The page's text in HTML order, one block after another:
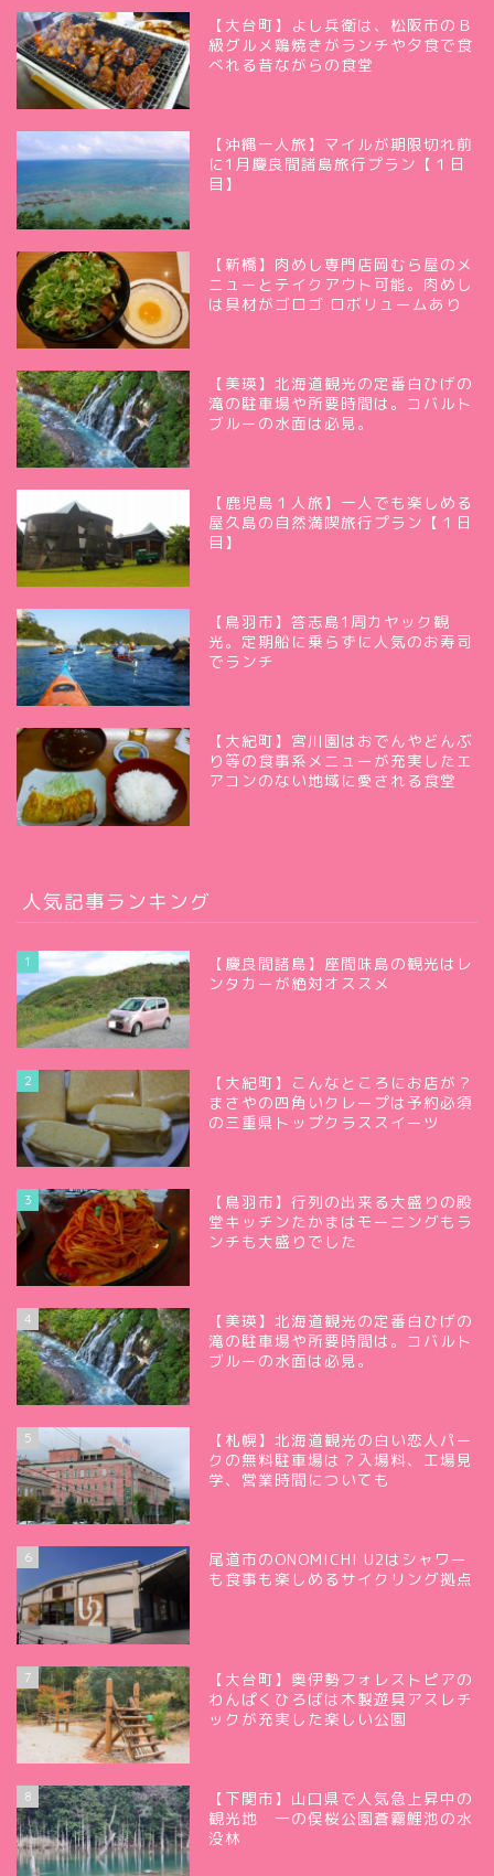
【大台町】よし兵衛は、松阪市のＢ
級グルメ鶏焼きがランチや夕食で食
べれる昔ながらの食堂
【沖縄一人旅】マイルが期限切れ前
に1月慶良間諸島旅行プラン【１日
目】
【新橋】肉めし専門店岡むら屋のメ
ニューとテイクアウト可能。肉めし
は具材がゴロゴ ロボリュームあり
【美瑛】北海道観光の定番白ひげの
滝の駐車場や所要時間は。コバルト
ブルーの水面は必見。
【鹿児島１人旅】一人でも楽しめる
屋久島の自然満喫旅行プラン【１日
目】
【鳥羽市】答志島1周カヤック観
光。定期船に乗らずに人気のお寿司
でランチ
【大紀町】宮川園はおでんやどんぶ
り等の食事系メニューが充実したエ
アコンのない地域に愛される食堂
人気記事ランキング
1
【慶良間諸島】座間味島の観光はレ
ンタカーが絶対オススメ
2
【大紀町】こんなところにお店が？
まさやの四角いクレープは予約必須
の三重県トップクラススイーツ
3
【鳥羽市】行列の出来る大盛りの殿
堂キッチンたかまはモーニングもラ
ンチも大盛りでした
4
【美瑛】北海道観光の定番白ひげの
滝の駐車場や所要時間は。コバルト
ブルーの水面は必見。
5
【札幌】北海道観光の白い恋人パー
クの無料駐車場は？入場料、工場見
学、営業時間についても
6
尾道市のONOMICHI U2はシャワー
も食事も楽しめるサイクリング拠点
7
【大台町】奥伊勢フォレストピアの
わんぱくひろばは木製遊具アスレチ
ックが充実した楽しい公園
8
【下関市】山口県で人気急上昇中の
観光地 一の俣桜公園蒼霧鯉池の水
没林